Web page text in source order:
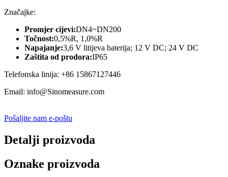
Značajke:
Promjer cijevi:DN4~DN200
Točnost:0,5%R, 1,0%R
Napajanje:3,6 V litijeva baterija; 12 V DC; 24 V DC
Zaštita od prodora:IP65
Telefonska linija: +86 15867127446
Email: info@Sinomeasure.com
Pošaljite nam e-poštu
Detalji proizvoda
Oznake proizvoda